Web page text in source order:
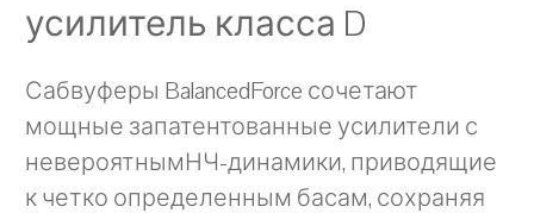
усилитель класса D
Сабвуферы BalancedForce сочетают
мощные запатентованные усилители с
невероятнымНЧ-динамики, приводящие
к четко определенным басам, сохраняя